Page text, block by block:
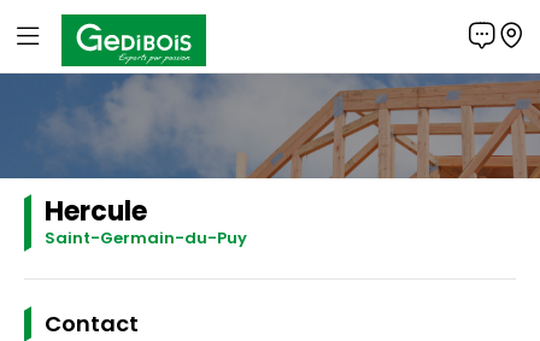
Panneau de gestion des cookies
Gedibois
Hercule
Saint-Germain-du-Puy
Contact